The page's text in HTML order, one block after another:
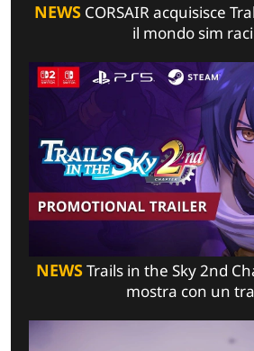
NEWSCORSAIR acquisisce
il mondo sim
NEWSTrails in the Sky 2nd
mostra con un